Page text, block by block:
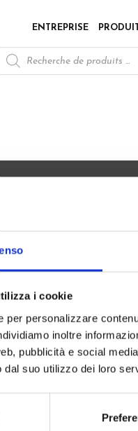
i cookie
per personalizzare
inoltre
pubblicità e social
dal suo utilizzo dei loro
ENTREPRISE
de
produits
- Italy
Modimex